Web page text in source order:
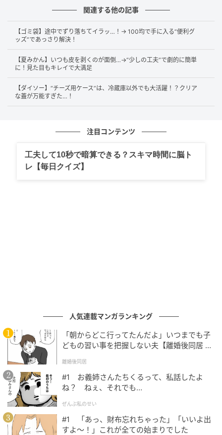
段ボールのフタの、幅が狭い方の真ん中に線を引きま
す。両側に引いておいてくださいね。
フタの真ん中の部分をカッターで切ります。
関連する他の記事
【ゴミ袋】途中でずり落ちてイラッ…！→ 100均で手に入る“便利グ
ッズ”であっさり解決！
【夏みかん】いつも皮を剥くのが面倒…→“少しの工夫”で劇的に簡単
に！見た目もキレイで大満足
【ダイソー】“チーズ用ケース”は、冷蔵庫以外でも大活躍！？クリア
な蓋が万能すぎた…！
注目コンテンツ
工夫して10秒で暗算できる？スキマ時間に脳ト
レ【毎日クイズ】
人気連載マンガランキング
「朝からどこ行ってたんだよ」いつまでも子
どもの習い事を把握しない夫【離婚後同居 Vo
離婚後同居
#1 お義姉さんたちくるって、私話したよ
ね？ ねぇ、それでも…
ぜんぶ私のせい
#1 「あっ、財布忘れちゃった」「いいよ出
すよ〜！」これが全ての始まりでした